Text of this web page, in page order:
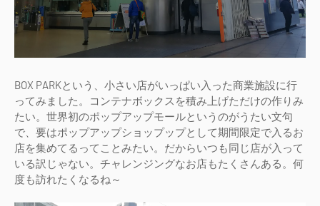
BOX PARKという、小さい店がいっぱい入った商業施設に行
ってみました。コンテナボックスを積み上げただけの作りみ
たい。世界初のポップアップモールというのがうたい文句
で、要はポップアップショップップとして期間限定で入るお
店を集めてるってことみたい。だからいつも同じ店が入って
いる訳じゃない。チャレンジングなお店もたくさんある。何
度も訪れたくなるね～